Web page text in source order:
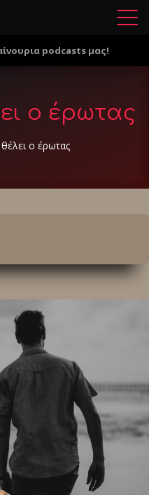
Μ
ο
podcasts μας!
ο έρωτας
ο έρωτας